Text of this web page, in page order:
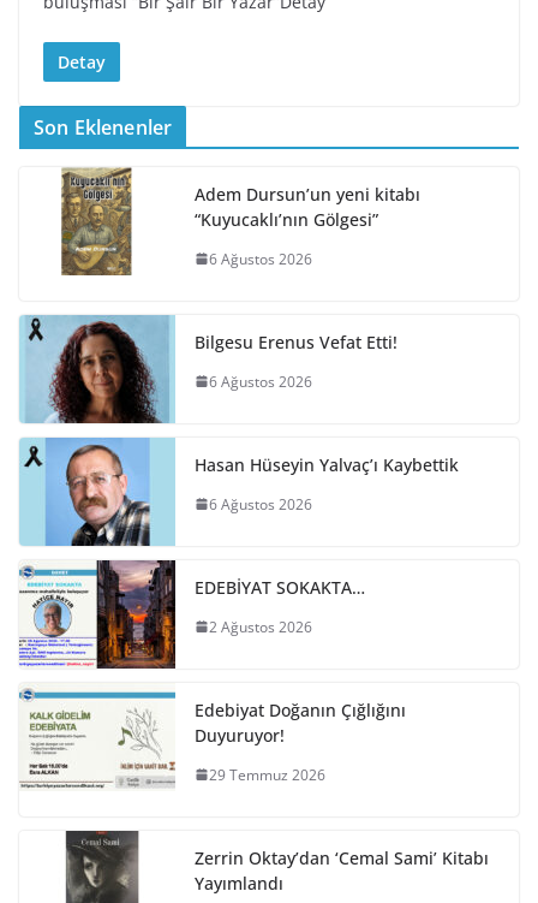
Detay
Son Eklenenler
Adem Dursun’un yeni kitabı
“Kuyucaklı’nın Gölgesi”
6 Ağustos 2026
Bilgesu Erenus Vefat Etti!
6 Ağustos 2026
Hasan Hüseyin Yalvaç’ı Kaybettik
6 Ağustos 2026
EDEBİYAT SOKAKTA…
2 Ağustos 2026
Edebiyat Doğanın Çığlığını
Duyuruyor!
29 Temmuz 2026
Zerrin Oktay’dan ‘Cemal Sami’ Kitabı
Yayımlandı